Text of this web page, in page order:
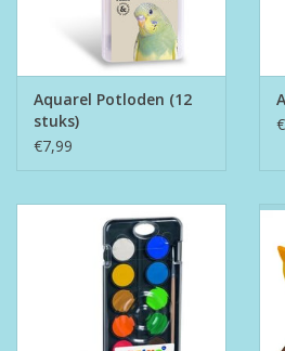
Aquarel Potloden (12
stuks)
€7,99